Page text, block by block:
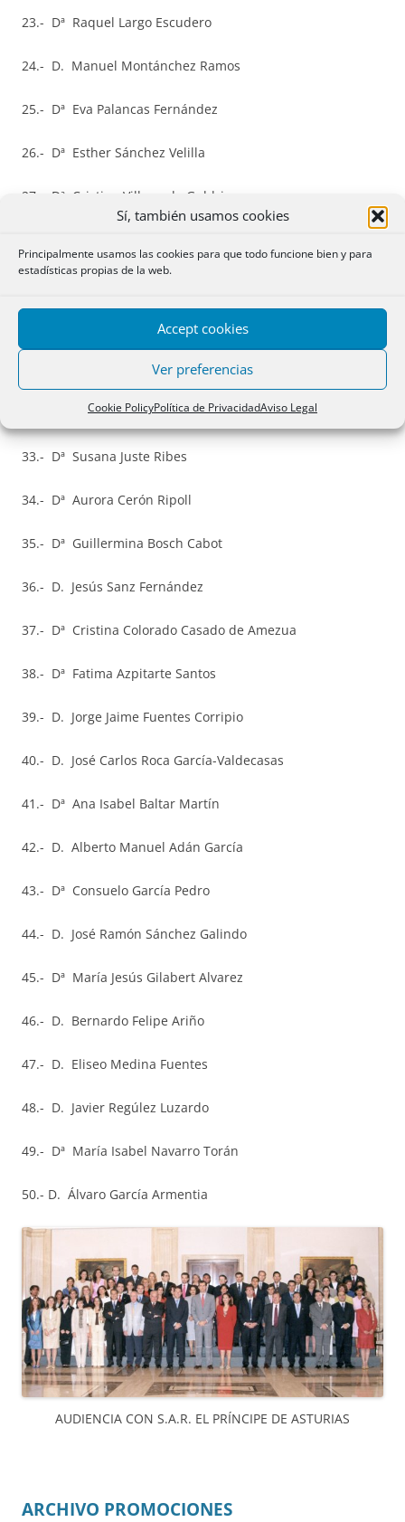
Sí, también usamos cookies
Principalmente usamos las cookies para que todo funcione bien y para
estadísticas propias de la web.
Accept cookies
Ver preferencias
Cookie PolicyPolítica de PrivacidadAviso Legal
23.- Dª Raquel Largo Escudero
24.- D. Manuel Montánchez Ramos
25.- Dª Eva Palancas Fernández
26.- Dª Esther Sánchez Velilla
27.- Dª Cristina Villaverde Guldris
29.- Dª María Teresa Rubio Quesada
30.- D. Esteban Moyano Morales
31.- Dª Guadalupe Cuesta Vizoso
32.- Dª María Pilar Linares González
33.- Dª Susana Juste Ribes
34.- Dª Aurora Cerón Ripoll
35.- Dª Guillermina Bosch Cabot
36.- D. Jesús Sanz Fernández
37.- Dª Cristina Colorado Casado de Amezua
38.- Dª Fatima Azpitarte Santos
39.- D. Jorge Jaime Fuentes Corripio
40.- D. José Carlos Roca García-Valdecasas
41.- Dª Ana Isabel Baltar Martín
42.- D. Alberto Manuel Adán García
43.- Dª Consuelo García Pedro
44.- D. José Ramón Sánchez Galindo
45.- Dª María Jesús Gilabert Alvarez
46.- D. Bernardo Felipe Ariño
47.- D. Eliseo Medina Fuentes
48.- D. Javier Regúlez Luzardo
49.- Dª María Isabel Navarro Torán
50.- D. Álvaro García Armentia
AUDIENCIA CON S.A.R. EL PRÍNCIPE DE ASTURIAS
ARCHIVO PROMOCIONES